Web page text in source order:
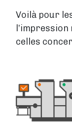
Voilà pour
celles
Image